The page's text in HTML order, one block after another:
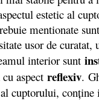
estetic al
mentionate
usor de curatat,
interior sunt
cu aspect reflexiv.
cuptorului,